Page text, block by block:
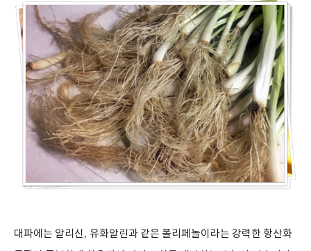
대파에는 알리신, 유화알린과 같은 폴리페놀이라는 강력한 항산화